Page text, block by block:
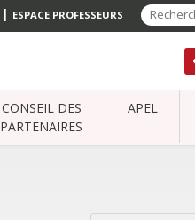
| ESPACE PROFESSEURS
CONSEIL DES
PARTENAIRES
APEL